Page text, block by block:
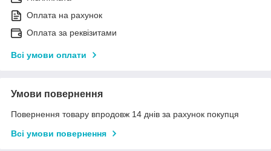
Оплата на рахунок
Оплата за реквізитами
Всі умови оплати
Умови повернення
Повернення товару впродовж 14 днів за рахунок покупця
Всі умови повернення